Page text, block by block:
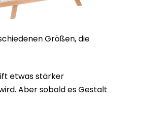
Größen, die
etwas stärker
Aber sobald es Gestalt